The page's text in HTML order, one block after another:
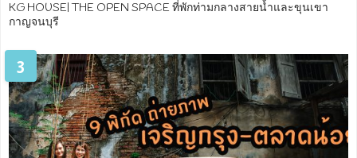
KG HOUSE| THE OPEN SPACE ที่พักท่ามกลางสายน้ำและขุนเขา
กาญจนบุรี
3